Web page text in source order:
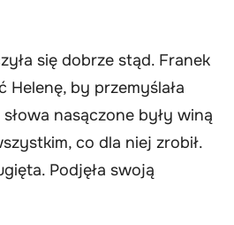
się dobrze stąd. Franek
Helenę, by przemyślała
nasączone były winą
co dla niej zrobił.
Podjęła swoją